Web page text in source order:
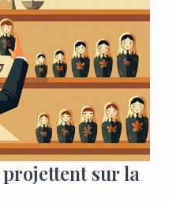
projettent sur la